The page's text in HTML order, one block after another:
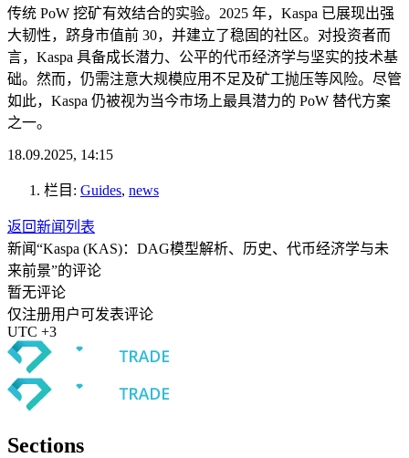
传统 PoW 挖矿有效结合的实验。2025 年，Kaspa 已展现出强
大韧性，跻身市值前 30，并建立了稳固的社区。对投资者而
言，Kaspa 具备成长潜力、公平的代币经济学与坚实的技术基
础。然而，仍需注意大规模应用不足及矿工抛压等风险。尽管
如此，Kaspa 仍被视为当今市场上最具潜力的 PoW 替代方案
之一。
18.09.2025, 14:15
栏目: Guides, news
返回新闻列表
新闻“Kaspa (KAS)：DAG模型解析、历史、代币经济学与未
来前景”的评论
暂无评论
仅注册用户可发表评论
UTC +3
Sections